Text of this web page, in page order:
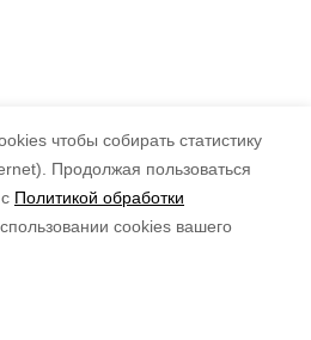
чтобы собирать статистику
Продолжая пользоваться
Политикой обработки
cookies вашего